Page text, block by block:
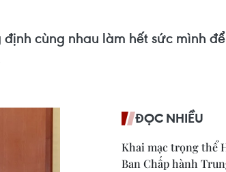
cùng nhau làm hết sức mình
ĐỌC NHIỀU
Khai mạc trọng thể
Ban Chấp hành